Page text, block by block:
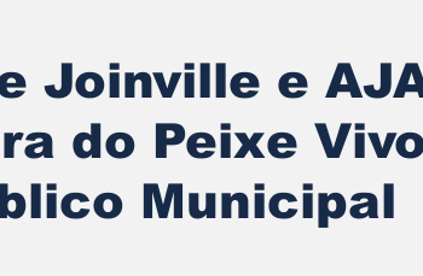
Joinville e
do Peixe
Municipal